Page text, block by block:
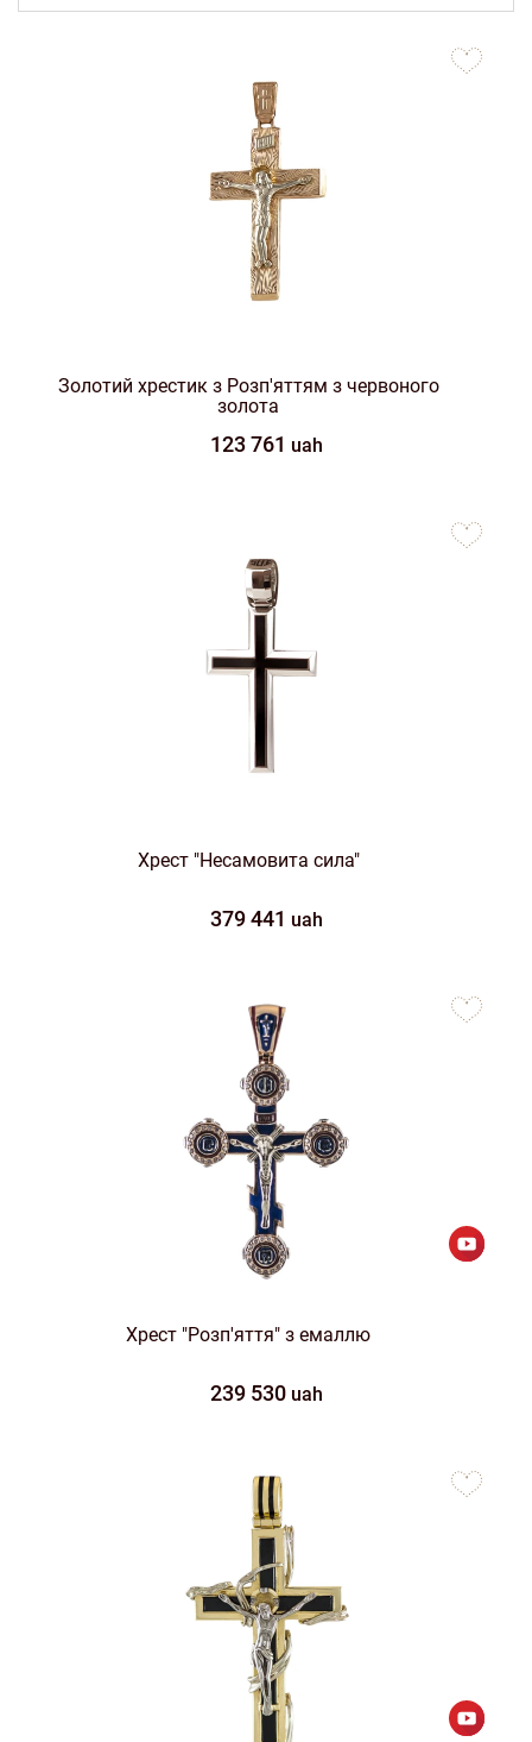
Золотий хрестик з Розп'яттям з червоного
золота
123 761 uah
favorites
Хрест "Несамовита сила"
379 441 uah
favorites
Хрест "Розп'яття" з емаллю
239 530 uah
favorites
favorites